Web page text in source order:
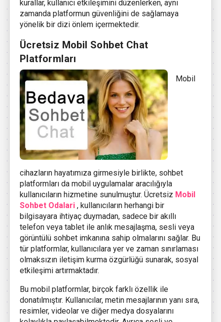
kurallar, kullanıcı etkileşimini düzenlerken, aynı
zamanda platformun güvenliğini de sağlamaya
yönelik bir dizi önlem içermektedir.
Ücretsiz Mobil Sohbet Chat
Platformları
Mobil
cihazların hayatımıza girmesiyle birlikte, sohbet
platformları da mobil uygulamalar aracılığıyla
kullanıcıların hizmetine sunulmuştur. Ücretsiz Mobil
Sohbet Odalari , kullanıcıların herhangi bir
bilgisayara ihtiyaç duymadan, sadece bir akıllı
telefon veya tablet ile anlık mesajlaşma, sesli veya
görüntülü sohbet imkanına sahip olmalarını sağlar. Bu
tür platformlar, kullanıcılara yer ve zaman sınırlaması
olmaksızın iletişim kurma özgürlüğü sunarak, sosyal
etkileşimi artırmaktadır.
Bu mobil platformlar, birçok farklı özellik ile
donatılmıştır. Kullanıcılar, metin mesajlarının yanı sıra,
resimler, videolar ve diğer medya dosyalarını